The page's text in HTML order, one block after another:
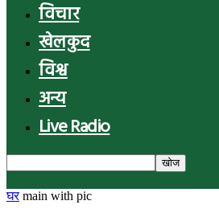
विचार
खेलकुद
विश्व
अन्य
Live Radio
घर main with pic